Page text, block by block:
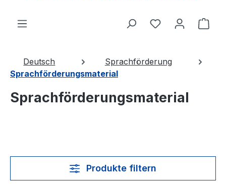
Du hast 0
Deutsch
Sprachförderung
Sprachförderungsmaterial
Sprachförderungsmaterial
Produkte filtern